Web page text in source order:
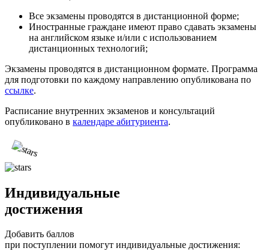
Все экзамены проводятся в дистанционной форме;
Иностранные граждане имеют право сдавать экзамены
на английском языке и/или с использованием
дистанционных технологий;
Экзамены проводятся в дистанционном формате. Программа
для подготовки по каждому направлению опубликована по
ссылке.
Расписание внутренних экзаменов и консультаций
опубликовано в календаре абитуриента.
Индивидуальные
достижения
Добавить баллов
при поступлении помогут индивидуальные достижения: